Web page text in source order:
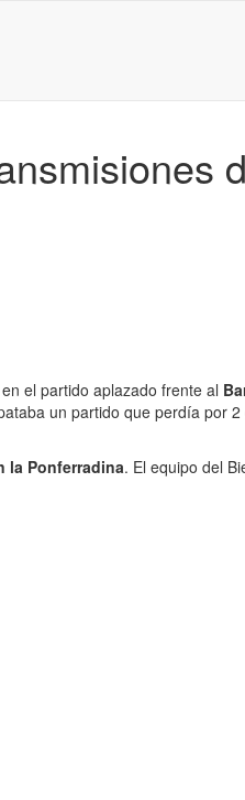
el partido aplazado frente al
un partido que perdía por
la Ponferradina. El equipo del